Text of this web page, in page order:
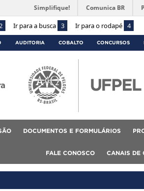
Ir para a busca 3 Ir para o rodapé 4
Simplifique! Comunica BR
AUDITORIA COBALTO CONCURSOS
DOCUMENTOS E FORMULÁRIOS
FALE CONOSCO CANAIS DE